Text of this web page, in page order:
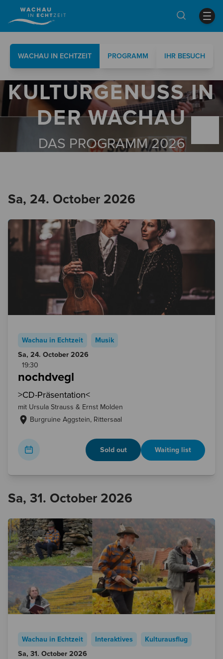
WACHAU IN ECHTZEIT PROGRAMM IHR BESUCH
KULTURGENUSS IN
DER WACHAU
DAS PROGRAMM 2026
Sa, 24. October 2026
Wachau in Echtzeit
Musik
Sa, 24. October 2026
19:30
nochdvegl
>CD-Präsentation<
mit Ursula Strauss & Ernst Molden
Burgruine Aggstein Rittersaal
Sold out Waiting list
Sa, 31. October 2026
Wachau in Echtzeit Interaktives
Kulturausflug
Sa, 31. October 2026